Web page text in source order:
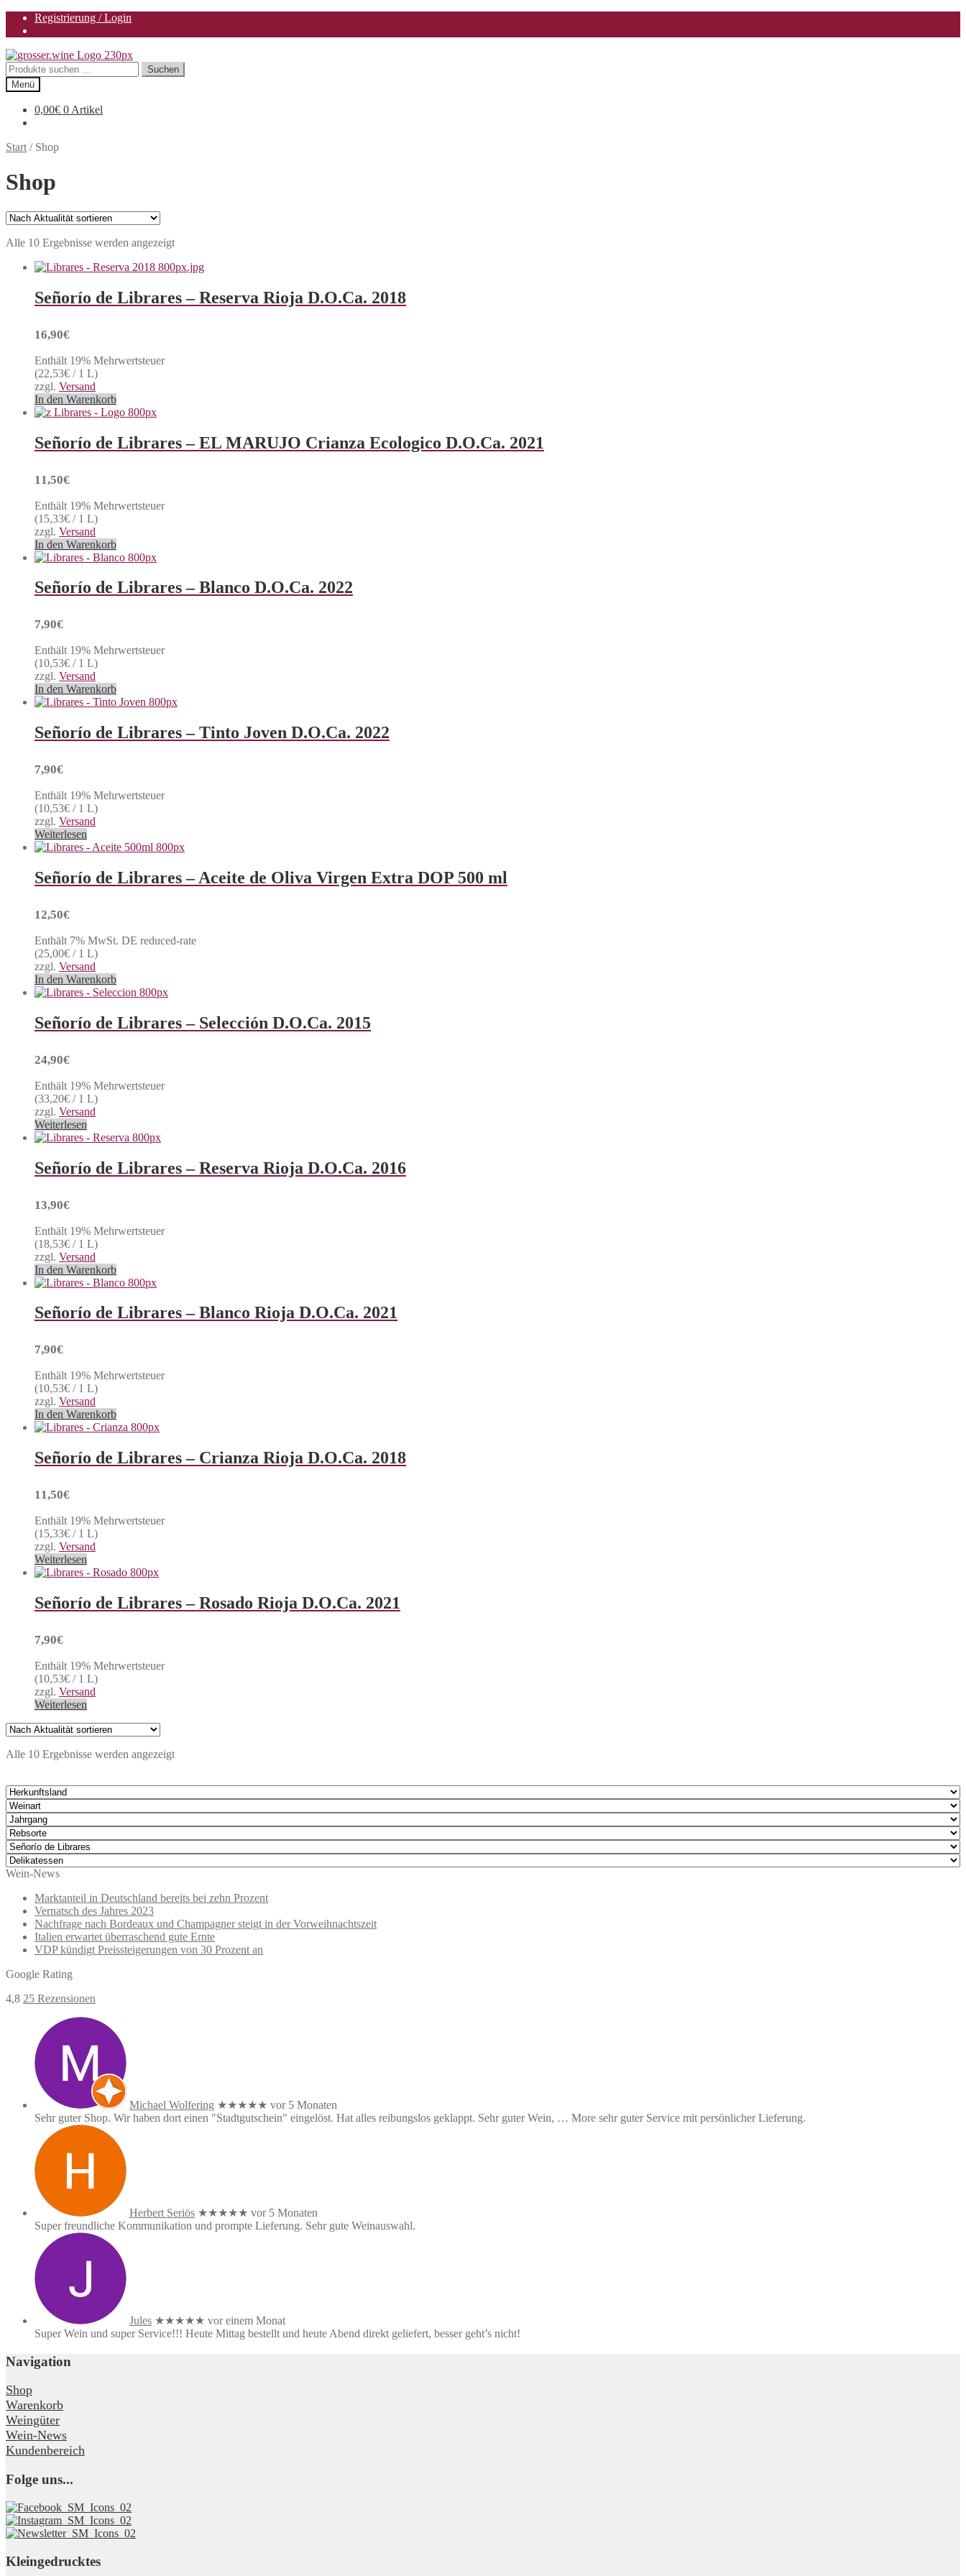
Registrierung / Login
Zur
Navigation
springen
Zum
Inhalt
springen
Suchen
nach:
Suchen
Menü
0,00€ 0 Artikel
Start / Shop
Shop
Alle 10 Ergebnisse werden angezeigtNach
sortiert
Señorío de Librares – Reserva Rioja D.O.Ca. 2018
16,90€
Enthält 19% Mehrwertsteuer
(22,53€ / 1 L)
zzgl. Versand
In den Warenkorb
Señorío de Librares – EL MARUJO Crianza Ecologico D.O.Ca. 2021
11,50€
Enthält 19% Mehrwertsteuer
(15,33€ / 1 L)
zzgl. Versand
In den Warenkorb
Señorío de Librares – Blanco D.O.Ca. 2022
7,90€
Enthält 19% Mehrwertsteuer
(10,53€ / 1 L)
zzgl. Versand
In den Warenkorb
Señorío de Librares – Tinto Joven D.O.Ca. 2022
7,90€
Enthält 19% Mehrwertsteuer
(10,53€ / 1 L)
zzgl. Versand
Weiterlesen
Señorío de Librares – Aceite de Oliva Virgen Extra DOP 500 ml
12,50€
Enthält 7% MwSt. DE reduced-rate
(25,00€ / 1 L)
zzgl. Versand
In den Warenkorb
Señorío de Librares – Selección D.O.Ca. 2015
24,90€
Enthält 19% Mehrwertsteuer
(33,20€ / 1 L)
zzgl. Versand
Weiterlesen
Señorío de Librares – Reserva Rioja D.O.Ca. 2016
13,90€
Enthält 19% Mehrwertsteuer
(18,53€ / 1 L)
zzgl. Versand
In den Warenkorb
Señorío de Librares – Blanco Rioja D.O.Ca. 2021
7,90€
Enthält 19% Mehrwertsteuer
(10,53€ / 1 L)
zzgl. Versand
In den Warenkorb
Señorío de Librares – Crianza Rioja D.O.Ca. 2018
11,50€
Enthält 19% Mehrwertsteuer
(15,33€ / 1 L)
zzgl. Versand
Weiterlesen
Señorío de Librares – Rosado Rioja D.O.Ca. 2021
7,90€
Enthält 19% Mehrwertsteuer
(10,53€ / 1 L)
zzgl. Versand
Weiterlesen
Alle 10 Ergebnisse werden angezeigtNach
Wein-News
Marktanteil in Deutschland bereits bei zehn Prozent
Vernatsch des Jahres 2023
Nachfrage nach Bordeaux und Champagner steigt in der Vorweihnachtszeit
Italien erwartet überraschend gute Ernte
VDP kündigt Preissteigerungen von 30 Prozent an
Google Rating
4,8 25 Rezensionen
Michael Wolfering ★★★★★ vor 5 Monaten
Sehr guter Shop. Wir haben dort einen "Stadtgutschein" eingelöst. Hat alles reibungslos geklappt. Sehr guter Wein, … More sehr guter Service mit persönlicher Lieferung.
Herbert Seriös ★★★★★ vor 5 Monaten
Super freundliche Kommunikation und prompte Lieferung. Sehr gute Weinauswahl.
Jules ★★★★★ vor einem Monat
Super Wein und super Service!!! Heute Mittag bestellt und heute Abend direkt geliefert, besser geht’s nicht!
Navigation
Shop
Warenkorb
Weingüter
Wein-News
Kundenbereich
Folge uns...
Kleingedrucktes